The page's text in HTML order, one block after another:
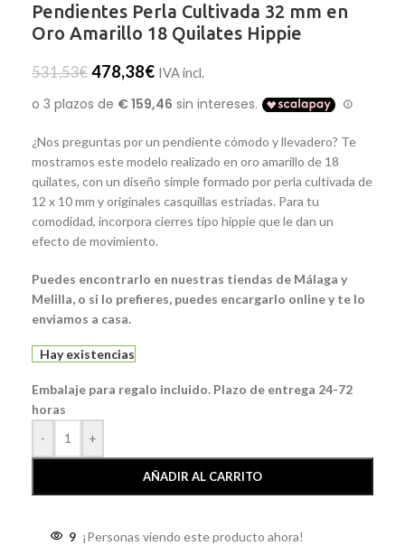
Pendientes Perla Cultivada 32 mm en
Oro Amarillo 18 Quilates Hippie
531,53€ 478,38€ IVA incl.
¿Nos preguntas por un pendiente cómodo y llevadero? Te
mostramos este modelo realizado en oro amarillo de 18
quilates, con un diseño simple formado por perla cultivada de
12 x 10 mm y originales casquillas estriadas. Para tu
comodidad, incorpora cierres tipo hippie que le dan un
efecto de movimiento.
Puedes encontrarlo en nuestras tiendas de Málaga y
Melilla, o si lo prefieres, puedes encargarlo online y te lo
enviamos a casa.
Hay existencias
Embalaje para regalo incluido. Plazo de entrega 24-72
horas
-
+
AÑADIR AL CARRITO
9 ¡Personas viendo este producto ahora!